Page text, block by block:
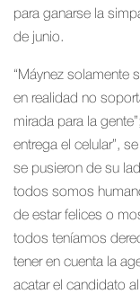
para ganarse la
de junio.
“Máynez solamente
en realidad no
mirada para la
entrega el celular”,
se pusieron de su
todos somos
de estar felices o
todos teníamos
tener en cuenta la
acatar el candidato